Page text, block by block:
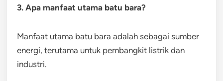
3. Apa manfaat utama batu bara?
Manfaat utama batu bara adalah sebagai sumber
energi, terutama untuk pembangkit listrik dan
industri.